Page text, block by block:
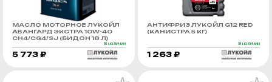
МАСЛО МОТОРНОЕ ЛУКОЙЛ
АВАНГАРД ЭКСТРА 10W-40
CH4/CG4/SJ (БИДОН 18 Л)
В наличии
5 773 ₽
АНТИФРИЗ ЛУКОЙЛ G12 RED
(КАНИСТРА 5 КГ)
В наличии
1 263 ₽